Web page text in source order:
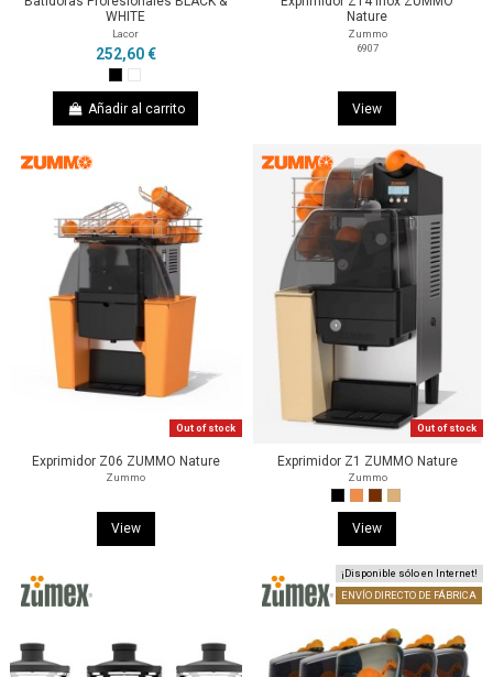
WHITE
Lacor
252,60 €
Añadir al carrito
Nature
Zummo
6907
View
Out of stock
Exprimidor Z06 ZUMMO Nature
Zummo
View
Out of stock
Exprimidor Z1 ZUMMO Nature
Zummo
View
¡Disponible sólo en Internet!
ENVÍO DIRECTO DE FÁBRICA